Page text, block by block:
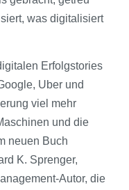
was digitalisiert
Erfolgstories
Uber und
viel mehr
und die
neuen Buch
K. Sprenger,
Autor, die